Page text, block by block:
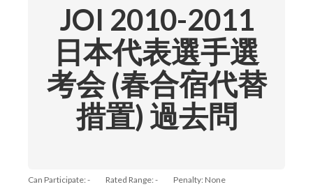
JOI 2010-2011
日本代表選手選
考会 (春合宿代替
措置) 過去問
Can Participate: - Rated Range: - Penalty: None